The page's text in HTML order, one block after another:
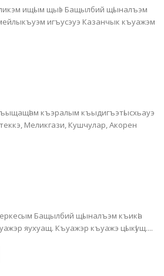
игъусэуэ Казанчык къуажэм
Бащылбий щӏыналъэм къикӏа
яухуащ. Къуажэр къуажэ цӏыкӏущ....